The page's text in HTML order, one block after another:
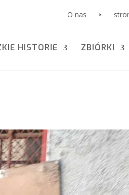
O nas
HISTORIE ZBIÓRKI